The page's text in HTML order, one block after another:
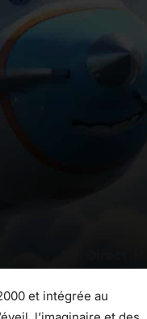
et intégrée au